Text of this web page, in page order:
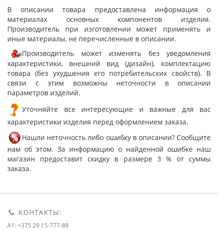
В описании товара предоставлена информация о
материалах основных компонентов изделия.
Производитель при изготовлении может применять и
иные материалы, не перечисленные в описании.
Производитель может изменять без уведомления
характеристики, внешний вид (дизайн), комплектацию
товара (без ухудшения его потребительских свойств). В
связи с этим возможны неточности в описании
параметров изделий.
Уточняйте все интересующие и важные для вас
характеристики изделия перед оформлением заказа.
Нашли неточность либо ошибку в описании? Сообщите
нам об этом. За информацию о найденной ошибке наш
магазин предоставит скидку в размере 3 % от суммы
заказа.
КОНТАКТЫ:
A1: +375 29 15-777-88